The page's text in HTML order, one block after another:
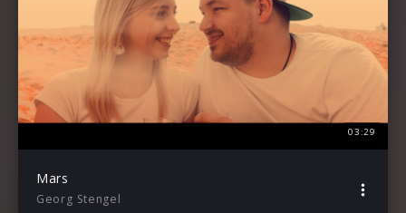
03:29
Mars
Georg Stengel